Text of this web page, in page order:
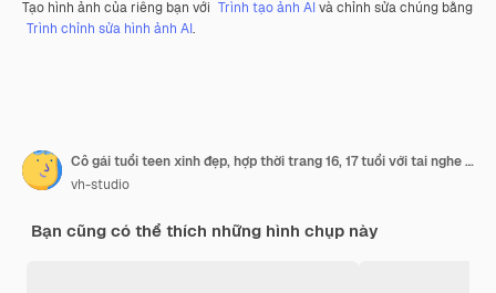
Tạo hình ảnh của riêng bạn với Trình tạo ảnh AIvà chỉnh sửa chúng bằng
Trình chỉnh sửa hình ảnh AI.
Cô gái tuổi teen xinh đẹp, hợp thời trang 16, 17 tuổi với tai nghe không dây cùng kiểu tóc nhuộm màu sáng trên đường phố mùa hè đầy nắng. Phong cách sống, tuổi trẻ, thời trang, vẻ đẹp
vh-studio
Bạn cũng có thể thích những hình chụp này